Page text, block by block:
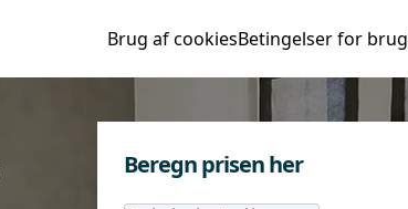
Brug af cookiesBetingelser for brug
Beregn prisen her